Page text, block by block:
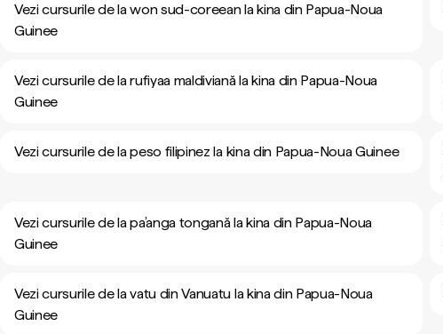
Vezi cursurile de la won sud-coreean la kina din Papua-Noua
Guinee
Vezi cursurile de la rufiyaa maldiviană la kina din Papua-Noua
Guinee
Vezi cursurile de la peso filipinez la kina din Papua-Noua Guinee
Vezi cursurile de la pa’anga tongană la kina din Papua-Noua
Guinee
Vezi cursurile de la vatu din Vanuatu la kina din Papua-Noua
Guinee